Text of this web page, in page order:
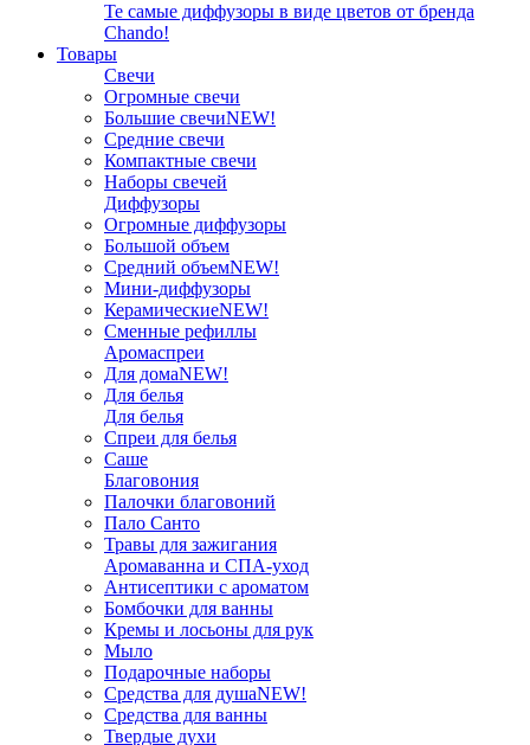
Те самые диффузоры в виде цветов от бренда
Chando!
Товары
Свечи
Огромные свечи
Большие свечиNEW!
Средние свечи
Компактные свечи
Наборы свечей
Диффузоры
Огромные диффузоры
Большой объем
Средний объемNEW!
Мини-диффузоры
КерамическиеNEW!
Сменные рефиллы
Аромаспреи
Для домаNEW!
Для белья
Для белья
Спреи для белья
Саше
Благовония
Палочки благовоний
Пало Санто
Травы для зажигания
Аромаванна и СПА-уход
Антисептики с ароматом
Бомбочки для ванны
Кремы и лосьоны для рук
Мыло
Подарочные наборы
Средства для душаNEW!
Средства для ванны
Твердые духи